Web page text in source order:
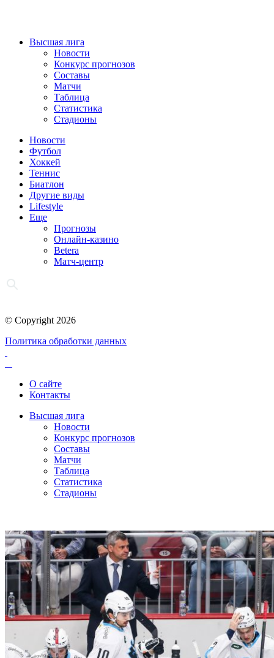
Высшая лига
Новости
Конкурс прогнозов
Составы
Матчи
Таблица
Статистика
Стадионы
Новости
Футбол
Хоккей
Теннис
Биатлон
Другие виды
Lifestyle
Еще
Прогнозы
Онлайн-казино
Betera
Матч-центр
© Copyright 2026
Политика обработки данных
О сайте
Контакты
Высшая лига
Новости
Конкурс прогнозов
Составы
Матчи
Таблица
Статистика
Стадионы